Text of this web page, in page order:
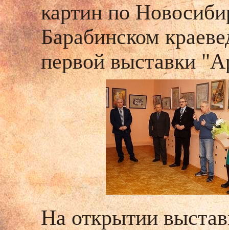
картин по
Барабинском
первой выставки
На открытии